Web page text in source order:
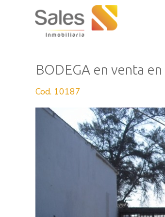
BODEGA en venta
Cod. 10187